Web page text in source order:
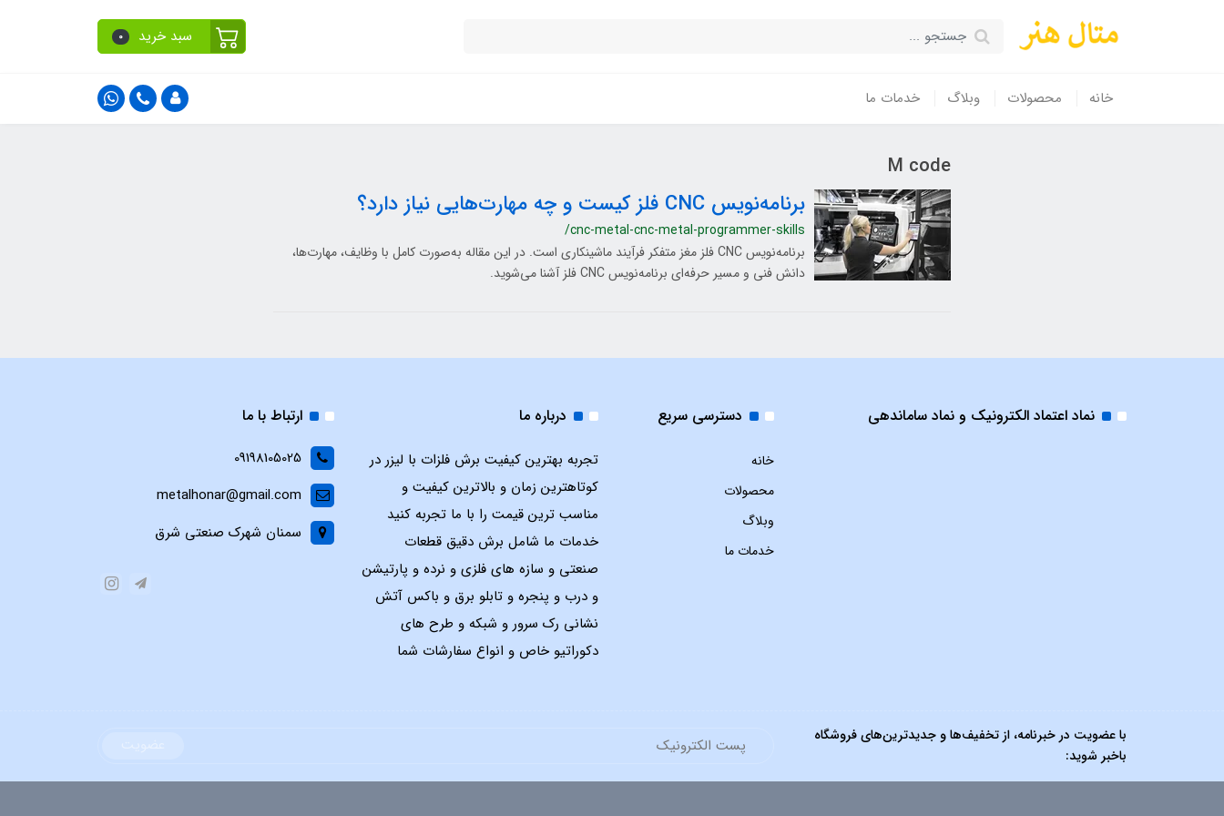
سبد خرید 0
خانه محصولات وبلاگ خدمات ما
M code
برنامه‌نویس CNC فلز کیست و چه مهارت‌هایی نیاز دارد؟
/cnc-metal-cnc-metal-programmer-skills
برنامه‌نویس CNC فلز مغز متفکر فرآیند ماشینکاری است. در این مقاله به‌صورت کامل با وظایف، مهارت‌ها،
دانش فنی و مسیر حرفه‌ای برنامه‌نویس CNC فلز آشنا می‌شوید.
نماد اعتماد الکترونیک و نماد ساماندهی دسترسی سریع
خانه
محصولات
وبلاگ
خدمات ما
درباره ما
تجربه بهترین کیفیت برش فلزات با لیزر در
کوتاهترین زمان و بالاترین کیفیت و
مناسب ترین قیمت را با ما تجربه کنید
خدمات ما شامل برش دقیق قطعات
صنعتی و سازه های فلزی و نرده و پارتیشن
و درب و پنجره و تابلو برق و باکس آتش
نشانی رک سرور و شبکه و طرح های
دکوراتیو خاص و انواع سفارشات شما
ارتباط با ما
09198105025
metalhonar@gmail.com
سمنان شهرک صنعتی شرق
با عضویت در خبرنامه، از تخفیف‌ها و جدیدترین‌های فروشگاه
باخبر شوید: